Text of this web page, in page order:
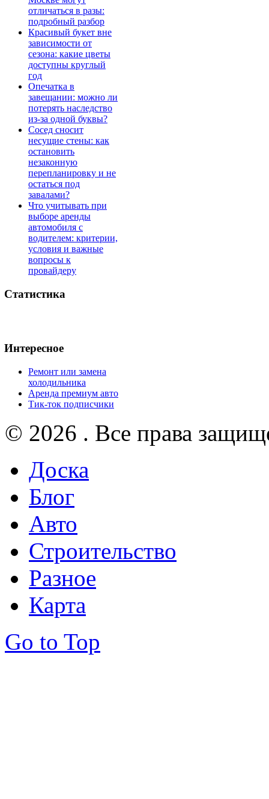
отличаться в разы:
подробный разбор
Красивый букет вне
зависимости от
сезона: какие цветы
доступны круглый
год
Опечатка в
завещании: можно ли
потерять наследство
из-за одной буквы?
Сосед сносит
несущие стены: как
остановить
незаконную
перепланировку и не
остаться под
завалами?
Что учитывать при
выборе аренды
автомобиля с
водителем: критерии,
условия и важные
вопросы к
провайдеру
Статистика
Интересное
Ремонт или замена
холодильника
Аренда премиум авто
Тик-ток подписчики
© 2026 . Все права
Доска
Блог
Авто
Строительство
Разное
Карта
Go to Top